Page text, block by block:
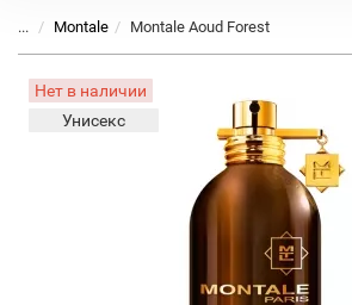
... Montale Montale Aoud Forest
Нет в наличии
Унисекс